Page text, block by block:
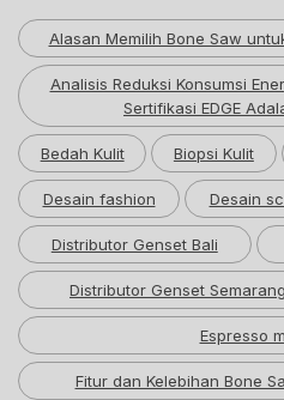
Alasan Memilih Bone Saw
Analisis Reduksi Konsumsi
Sertifikasi EDGE
Bedah Kulit Biopsi Kulit
Desain fashion Desain
Distributor Genset Bali
Distributor Genset Semarang
Espresso
Fitur dan Kelebihan Bone